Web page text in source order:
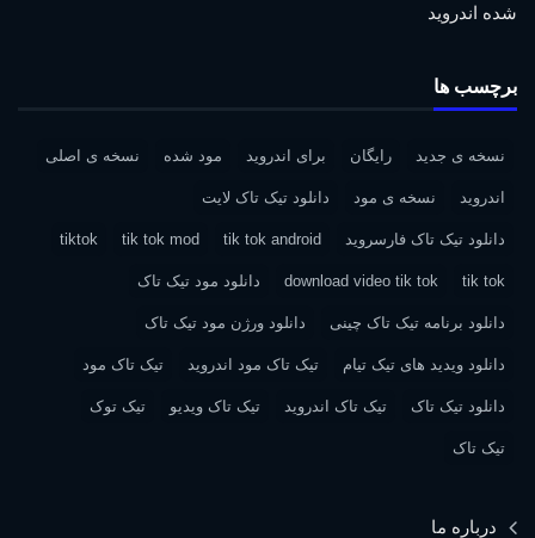
شده اندروید
برچسب ها
نسخه ی جدید رایگان برای اندروید مود شده نسخه ی اصلی
اندروید نسخه ی مود دانلود تیک تاک لایت
دانلود تیک تاک فارسروید tik tok android
tik tok mod
tiktok
tik tok
download video tik tok دانلود مود تیک تاک
دانلود برنامه تیک تاک چینی دانلود ورژن مود تیک تاک
دانلود ویدید های تیک تیام تیک تاک مود اندروید تیک تاک مود
دانلود تیک تاک تیک تاک اندروید تیک تاک ویدیو تیک توک
تیک تاک
درباره ما